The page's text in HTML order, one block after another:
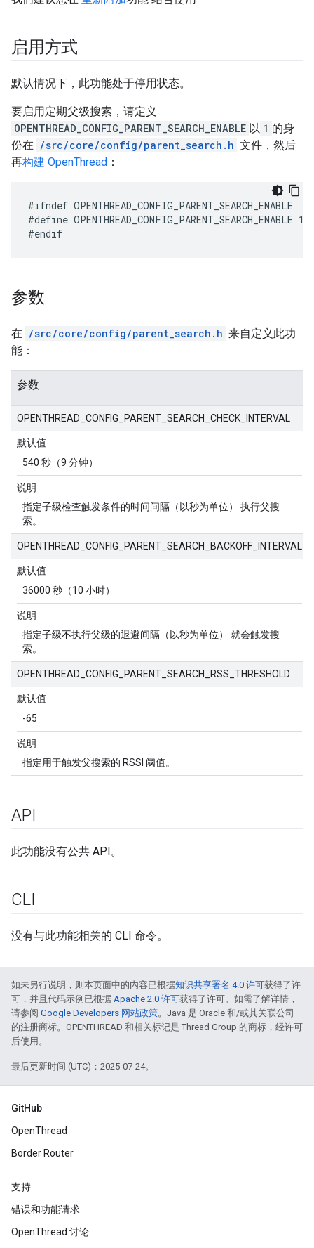
启用方式
默认情况下，此功能处于停用状态。
要启用定期父级搜索，请定义
OPENTHREAD_CONFIG_PARENT_SEARCH_ENABLE 以 1 的身
份在 /src/core/config/parent_search.h 文件，然后
再构建 OpenThread ：
#define OPENTHREAD_CONFIG_PARENT_SEARCH_ENABLE 1
参数
在 /src/core/config/parent_search.h 来自定义此功
能：
参数
OPENTHREAD_CONFIG_PARENT_SEARCH_CHECK_INTERVAL
默认值
540 秒（9 分钟）
说明
指定子级检查触发条件的时间间隔（以秒为单位） 执行父搜
索。
OPENTHREAD_CONFIG_PARENT_SEARCH_BACKOFF_INTERVAL
默认值
36000 秒（10 小时）
说明
指定子级不执行父级的退避间隔（以秒为单位） 就会触发搜
索。
OPENTHREAD_CONFIG_PARENT_SEARCH_RSS_THRESHOLD
默认值
-65
说明
指定用于触发父搜索的 RSSI 阈值。
API
此功能没有公共 API。
CLI
没有与此功能相关的 CLI 命令。
如未另行说明，则本页面中的内容已根据知识共享署名 4.0 许可获得了许
可，并且代码示例已根据 Apache 2.0 许可获得了许可。如需了解详情，
请参阅 Google Developers 网站政策。Java 是 Oracle 和/或其关联公司
的注册商标。OPENTHREAD 和相关标记是 Thread Group 的商标，经许可
后使用。
最后更新时间 (UTC)：2025-07-24。
GitHub
OpenThread
Border Router
支持
错误和功能请求
OpenThread 讨论